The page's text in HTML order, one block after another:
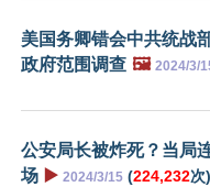
美国务卿错会中共统战
政府范围调查 🖼️ 2024/3/
公安局长被炸死？当局
场 ▶️ 2024/3/15 (224,232次)